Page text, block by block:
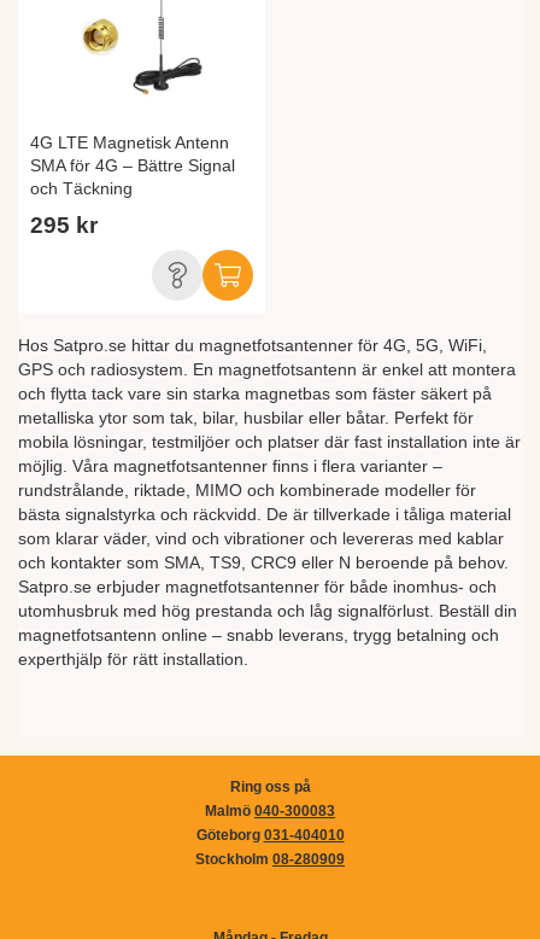
4G LTE Magnetisk Antenn
SMA för 4G – Bättre Signal
och Täckning
295 kr
Hos Satpro.se hittar du magnetfotsantenner för 4G, 5G, WiFi,
GPS och radiosystem. En magnetfotsantenn är enkel att montera
och flytta tack vare sin starka magnetbas som fäster säkert på
metalliska ytor som tak, bilar, husbilar eller båtar. Perfekt för
mobila lösningar, testmiljöer och platser där fast installation inte är
möjlig. Våra magnetfotsantenner finns i flera varianter –
rundstrålande, riktade, MIMO och kombinerade modeller för
bästa signalstyrka och räckvidd. De är tillverkade i tåliga material
som klarar väder, vind och vibrationer och levereras med kablar
och kontakter som SMA, TS9, CRC9 eller N beroende på behov.
Satpro.se erbjuder magnetfotsantenner för både inomhus- och
utomhusbruk med hög prestanda och låg signalförlust. Beställ din
magnetfotsantenn online – snabb leverans, trygg betalning och
experthjälp för rätt installation.
Ring oss på
Malmö 040-300083
Göteborg 031-404010
Stockholm 08-280909